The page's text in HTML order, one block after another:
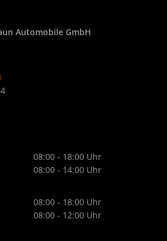
Automobile GmbH
08:00 - 18:00 Uhr
08:00 - 14:00 Uhr
08:00 - 18:00 Uhr
08:00 - 12:00 Uhr